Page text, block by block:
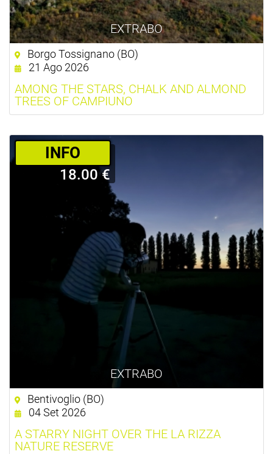
EXTRABO
Borgo Tossignano (BO)
21 Ago 2026
AMONG THE STARS, CHALK AND ALMOND
TREES OF CAMPIUNO
EXTRABO
­INFO
18.00 €
Bentivoglio (BO)
04 Set 2026
A STARRY NIGHT OVER THE LA RIZZA
NATURE RESERVE